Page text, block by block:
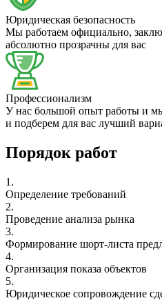
Юридическая безопасность
Мы работаем официально,
абсолютно прозрачны для вас
Профессионализм
У нас большой опыт работы и
и подберем для вас лучший
Порядок работ
1.
Определение требований
2.
Проведение анализа рынка
3.
Формирование шорт-листа
4.
Организация показа объектов
5.
Юридическое сопровождение